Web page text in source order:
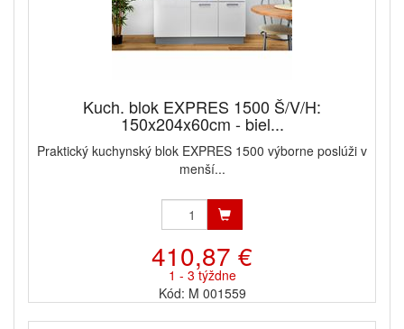
Kuch. blok EXPRES 1500 Š/V/H:
150x204x60cm - biel...
Praktický kuchynský blok EXPRES 1500 výborne poslúži v
menší...
410,87 €
1 - 3 týždne
Kód: M 001559